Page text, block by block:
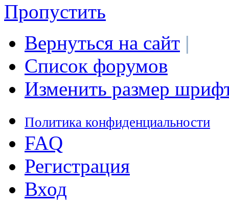
Пропустить
Вернуться на сайт |
Список форумов
Изменить размер
Политика конфиденциальности
FAQ
Регистрация
Вход